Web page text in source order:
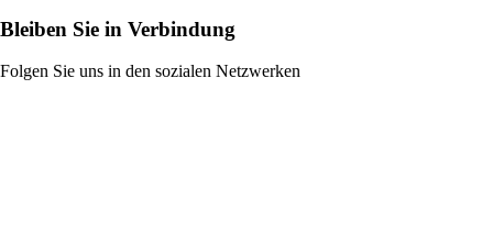
Bleiben Sie in Verbindung
Folgen Sie uns in den sozialen Netzwerken